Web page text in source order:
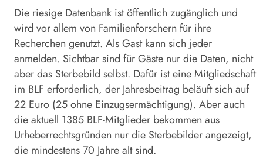
Die riesige Datenbank ist öffentlich zugänglich und
wird vor allem von Familienforschern für ihre
Recherchen genutzt. Als Gast kann sich jeder
anmelden. Sichtbar sind für Gäste nur die Daten, nicht
aber das Sterbebild selbst. Dafür ist eine Mitgliedschaft
im BLF erforderlich, der Jahresbeitrag beläuft sich auf
22 Euro (25 ohne Einzugsermächtigung). Aber auch
die aktuell 1385 BLF-Mitglieder bekommen aus
Urheberrechtsgründen nur die Sterbebilder angezeigt,
die mindestens 70 Jahre alt sind.